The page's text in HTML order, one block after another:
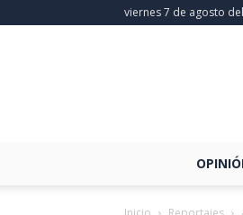
viernes 7 de agosto